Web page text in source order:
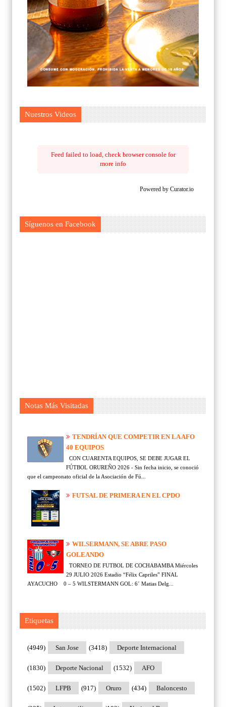
Nuestros Videos
Feed failed to load, check browser console for
more info
Powered by Curator.io
Síguenos en Facebook
Notas Más Visitadas
TENDRÍAN QUE COMPETIR EN LA AFO
40 EQUIPOS
CON CUARENTA EQUIPOS, SE DEBE JUGAR EL
FÚTBOL ORUREÑO 2026 - Sin fecha inicio, se conoció
que el campeonato oficial de la Asociación de Fú...
FUTSAL DE PRIMERA EN EL CPDO
WILSERMANN, SE ABRE PASO
GOLEANDO
TORNEO DE FUTBOL DE COCHABAMBA Miércoles
29 JULIO 2026 Estadio “Félix Capriles” FINAL
AYACUCHO 0 – 5 WILSTERMANN GOL: 6´ Matias Delg...
Etiquetas
San Jose
(4949) Deporte Internacional
(3418)
Deporte Nacional
(1830) AFO
(1532)
LFPB
(1502) Oruro
(917) Baloncesto
(434)